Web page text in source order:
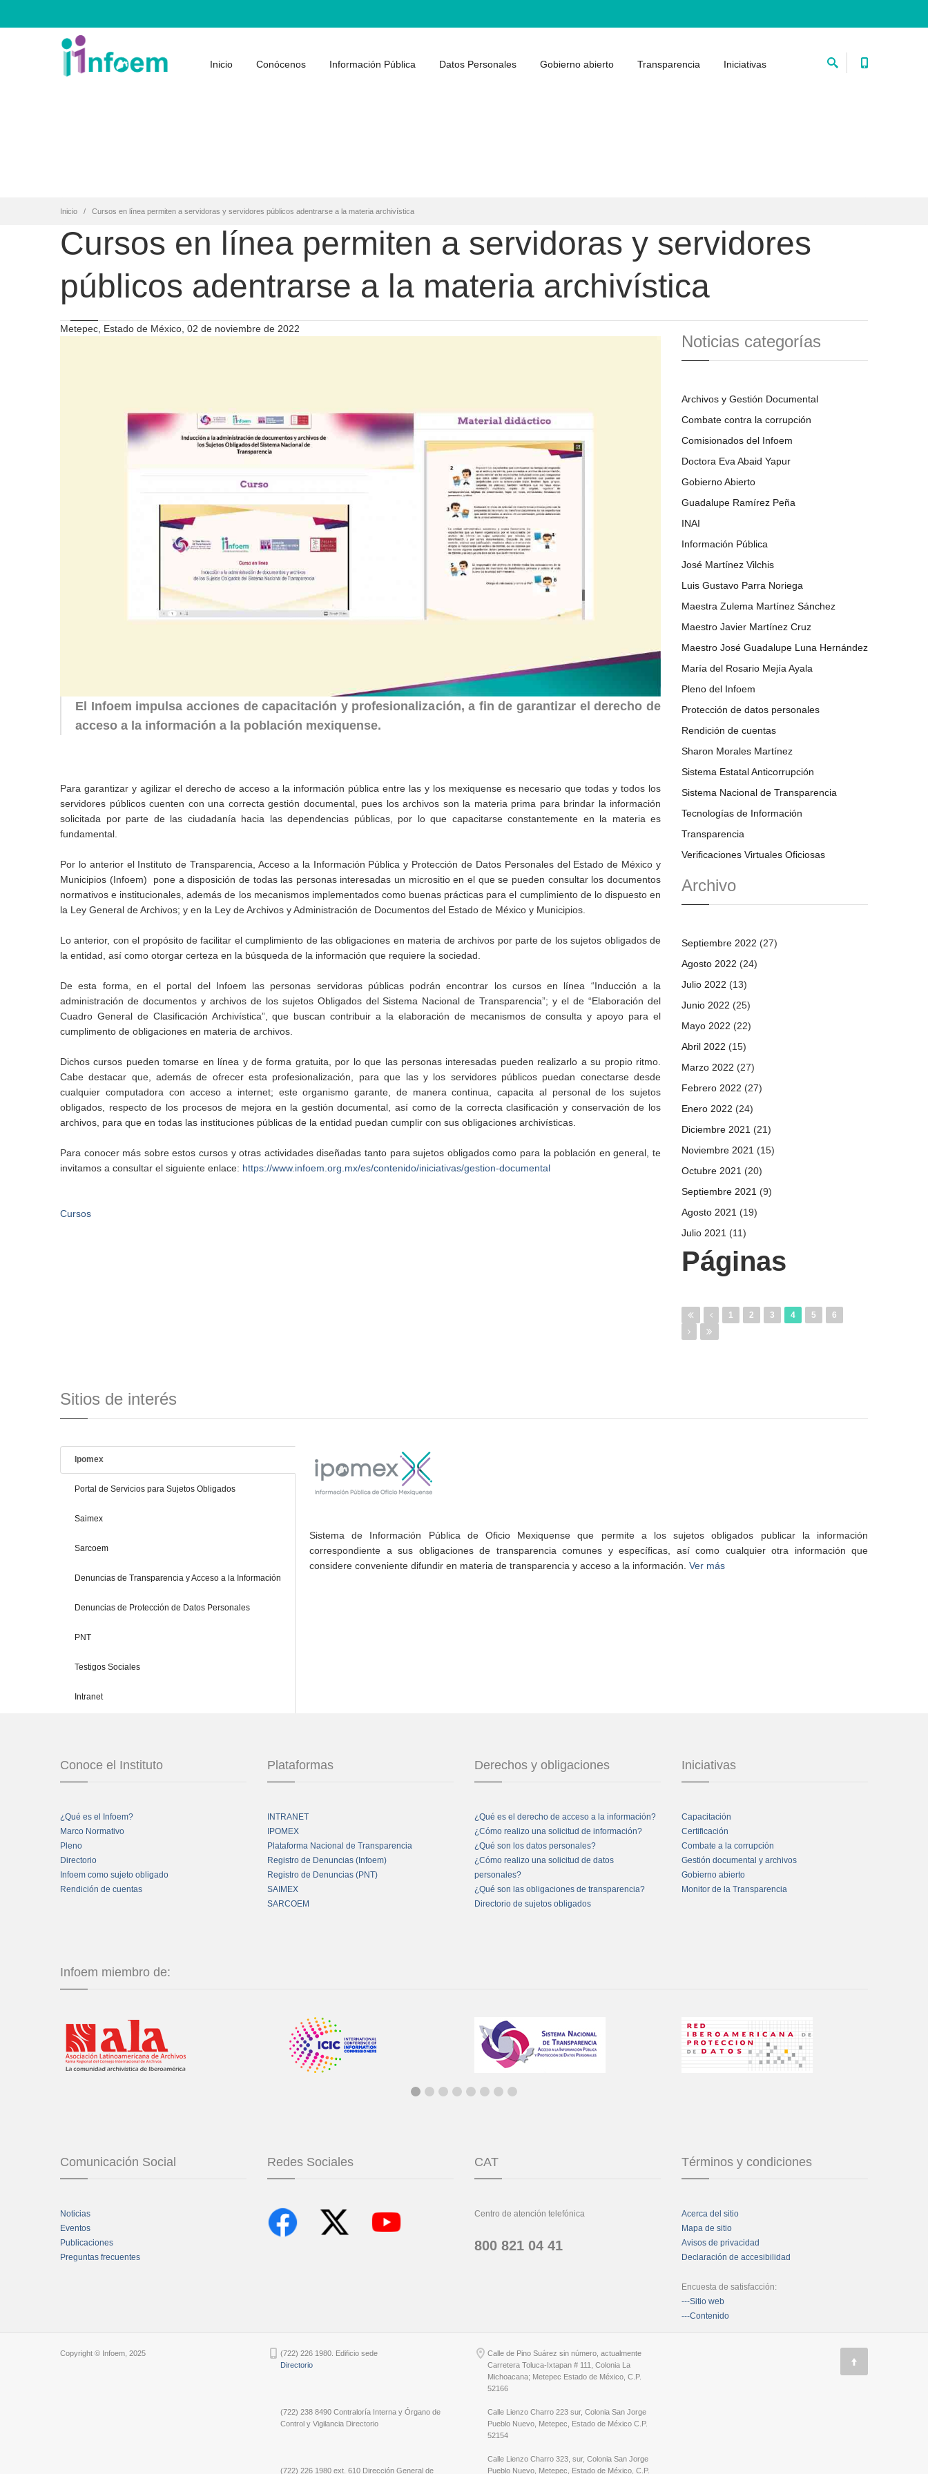
Inicio Conócenos Información Pública Datos Personales Gobierno abierto Transparencia Iniciativas
Inicio Cursos en línea permiten a servidoras y servidores públicos adentrarse a la materia archivística
Cursos en línea permiten a servidoras y servidores
públicos adentrarse a la materia archivística
Metepec, Estado de México, 02 de noviembre de 2022
El Infoem impulsa acciones de capacitación y profesionalización, a fin de garantizar el derecho de
acceso a la información a la población mexiquense.
Para garantizar y agilizar el derecho de acceso a la información pública entre las y los mexiquense es necesario que todas y todos los
servidores públicos cuenten con una correcta gestión documental, pues los archivos son la materia prima para brindar la información
solicitada por parte de las ciudadanía hacia las dependencias públicas, por lo que capacitarse constantemente en la materia es
fundamental.
Por lo anterior el Instituto de Transparencia, Acceso a la Información Pública y Protección de Datos Personales del Estado de México y
Municipios (Infoem) pone a disposición de todas las personas interesadas un micrositio en el que se pueden consultar los documentos
normativos e institucionales, además de los mecanismos implementados como buenas prácticas para el cumplimiento de lo dispuesto en
la Ley General de Archivos; y en la Ley de Archivos y Administración de Documentos del Estado de México y Municipios.
Lo anterior, con el propósito de facilitar el cumplimiento de las obligaciones en materia de archivos por parte de los sujetos obligados de
la entidad, así como otorgar certeza en la búsqueda de la información que requiere la sociedad.
De esta forma, en el portal del Infoem las personas servidoras públicas podrán encontrar los cursos en línea “Inducción a la
administración de documentos y archivos de los sujetos Obligados del Sistema Nacional de Transparencia”; y el de “Elaboración del
Cuadro General de Clasificación Archivística”, que buscan contribuir a la elaboración de mecanismos de consulta y apoyo para el
cumplimento de obligaciones en materia de archivos.
Dichos cursos pueden tomarse en línea y de forma gratuita, por lo que las personas interesadas pueden realizarlo a su propio ritmo.
Cabe destacar que, además de ofrecer esta profesionalización, para que las y los servidores públicos puedan conectarse desde
cualquier computadora con acceso a internet; este organismo garante, de manera continua, capacita al personal de los sujetos
obligados, respecto de los procesos de mejora en la gestión documental, así como de la correcta clasificación y conservación de los
archivos, para que en todas las instituciones públicas de la entidad puedan cumplir con sus obligaciones archivísticas.
Para conocer más sobre estos cursos y otras actividades diseñadas tanto para sujetos obligados como para la población en general, te
invitamos a consultar el siguiente enlace: https://www.infoem.org.mx/es/contenido/iniciativas/gestion-documental
Cursos
Noticias categorías
Archivos y Gestión Documental
Combate contra la corrupción
Comisionados del Infoem
Doctora Eva Abaid Yapur
Gobierno Abierto
Guadalupe Ramírez Peña
INAI
Información Pública
José Martínez Vilchis
Luis Gustavo Parra Noriega
Maestra Zulema Martínez Sánchez
Maestro Javier Martínez Cruz
Maestro José Guadalupe Luna Hernández
María del Rosario Mejía Ayala
Pleno del Infoem
Protección de datos personales
Rendición de cuentas
Sharon Morales Martínez
Sistema Estatal Anticorrupción
Sistema Nacional de Transparencia
Tecnologías de Información
Transparencia
Verificaciones Virtuales Oficiosas
Archivo
Septiembre 2022 (27)
Agosto 2022 (24)
Julio 2022 (13)
Junio 2022 (25)
Mayo 2022 (22)
Abril 2022 (15)
Marzo 2022 (27)
Febrero 2022 (27)
Enero 2022 (24)
Diciembre 2021 (21)
Noviembre 2021 (15)
Octubre 2021 (20)
Septiembre 2021 (9)
Agosto 2021 (19)
Julio 2021 (11)
Páginas
1 2 3 4 5 6
Sitios de interés
Ipomex
Portal de Servicios para Sujetos Obligados
Saimex
Sarcoem
Denuncias de Transparencia y Acceso a la Información
Denuncias de Protección de Datos Personales
PNT
Testigos Sociales
Intranet
Sistema de Información Pública de Oficio Mexiquense que permite a los sujetos obligados publicar la información
correspondiente a sus obligaciones de transparencia comunes y específicas, así como cualquier otra información que
considere conveniente difundir en materia de transparencia y acceso a la información. Ver más
Conoce el Instituto
¿Qué es el Infoem?
Marco Normativo
Pleno
Directorio
Infoem como sujeto obligado
Rendición de cuentas
Plataformas
INTRANET
IPOMEX
Plataforma Nacional de Transparencia
Registro de Denuncias (Infoem)
Registro de Denuncias (PNT)
SAIMEX
SARCOEM
Derechos y obligaciones
¿Qué es el derecho de acceso a la información?
¿Cómo realizo una solicitud de información?
¿Qué son los datos personales?
¿Cómo realizo una solicitud de datos
personales?
¿Qué son las obligaciones de transparencia?
Directorio de sujetos obligados
Iniciativas
Capacitación
Certificación
Combate a la corrupción
Gestión documental y archivos
Gobierno abierto
Monitor de la Transparencia
Infoem miembro de:
Comunicación Social
Noticias
Eventos
Publicaciones
Preguntas frecuentes
Redes Sociales CAT
Centro de atención telefónica
800 821 04 41
Términos y condiciones
Acerca del sitio
Mapa de sitio
Avisos de privacidad
Declaración de accesibilidad
Encuesta de satisfacción:
---Sitio web
---Contenido
Copyright © Infoem, 2025
(722) 226 1980. Edificio sede
Directorio
(722) 238 8490 Contraloría Interna y Órgano de
Control y Vigilancia Directorio
(722) 226 1980 ext. 610 Dirección General de
Calle de Pino Suárez sin número, actualmente
Carretera Toluca-Ixtapan # 111, Colonia La
Michoacana; Metepec Estado de México, C.P.
52166
Calle Lienzo Charro 223 sur, Colonia San Jorge
Pueblo Nuevo, Metepec, Estado de México C.P.
52154
Calle Lienzo Charro 323, sur, Colonia San Jorge
Pueblo Nuevo, Metepec, Estado de México, C.P.